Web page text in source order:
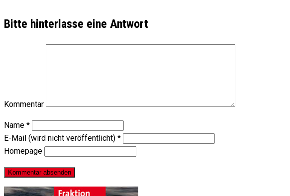
Bitte hinterlasse eine Antwort
Kommentar
Name *
E-Mail (wird nicht veröffentlicht) *
Homepage